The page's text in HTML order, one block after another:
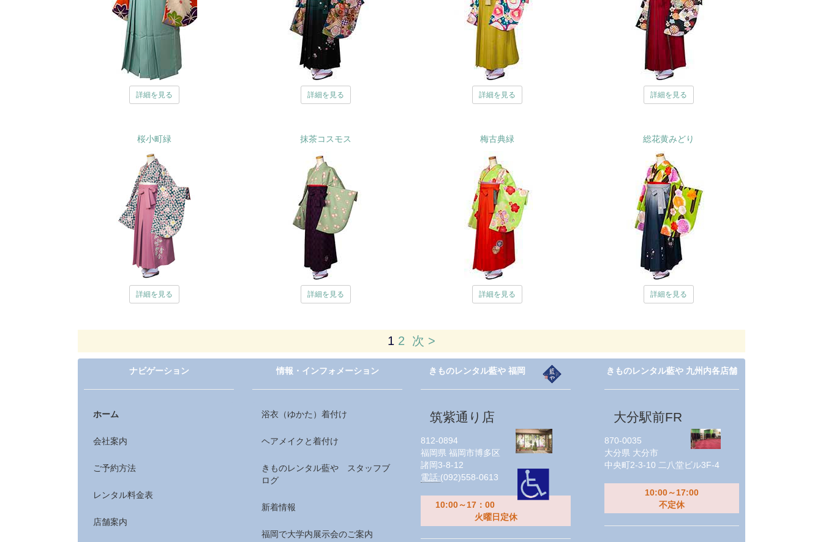
詳細を見る 詳細を見る 詳細を見る 詳細を見る
桜小町緑
詳細を見る
抹茶コスモス
詳細を見る
梅古典緑
詳細を見る
総花黄みどり
詳細を見る
1 2 次 >
ナビゲーション
ホーム
会社案内
ご予約方法
レンタル料金表
店舗案内
情報・インフォメーション
浴衣（ゆかた）着付け
ヘアメイクと着付け
きものレンタル藍や スタッフブ
ログ
新着情報
福岡で大学内展示会のご案内
きものレンタル藍や 福岡
筑紫通り店
812-0894
福岡県 福岡市博多区
諸岡3-8-12
電話:(092)558-0613
10:00～17：00
火曜日定休
きものレンタル藍や 九州内各店舗
大分駅前FR
870-0035
大分県 大分市
中央町2-3-10 二八堂ビル3F-4
10:00～17:00
不定休